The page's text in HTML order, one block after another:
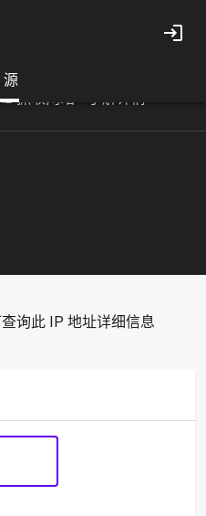
源
抓取网站
询此 IP 地址详细信息